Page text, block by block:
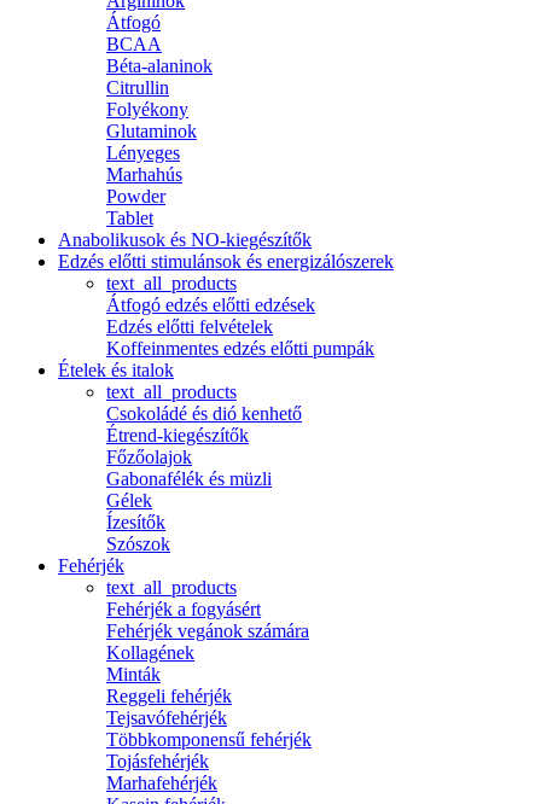
Átfogó
BCAA
Béta-alaninok
Citrullin
Folyékony
Glutaminok
Lényeges
Marhahús
Powder
Tablet
Anabolikusok és NO-kiegészítők
Edzés előtti stimulánsok és energizálószerek
text_all_products
Átfogó edzés előtti edzések
Edzés előtti felvételek
Koffeinmentes edzés előtti pumpák
Ételek és italok
text_all_products
Csokoládé és dió kenhető
Étrend-kiegészítők
Főzőolajok
Gabonafélék és müzli
Gélek
Ízesítők
Szószok
Fehérjék
text_all_products
Fehérjék a fogyásért
Fehérjék vegánok számára
Kollagének
Minták
Reggeli fehérjék
Tejsavófehérjék
Többkomponensű fehérjék
Tojásfehérjék
Marhafehérjék